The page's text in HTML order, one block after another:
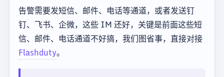
告警需要发短信、邮件、电话等通道，或者发送钉
钉、飞书、企微，这些 IM 还好，关键是前面这些短
信、邮件、电话通道不好搞，我们图省事，直接对接
Flashduty。